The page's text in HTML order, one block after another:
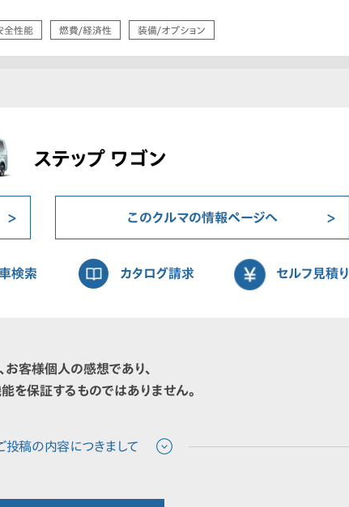
全性能 燃費/経済性 装備/オプション
ステップ ワゴン
このクルマの情報ページへ
検索 カタログ請求 セルフ見積り
お客様個人の感想であり、
を保証するものではありません。